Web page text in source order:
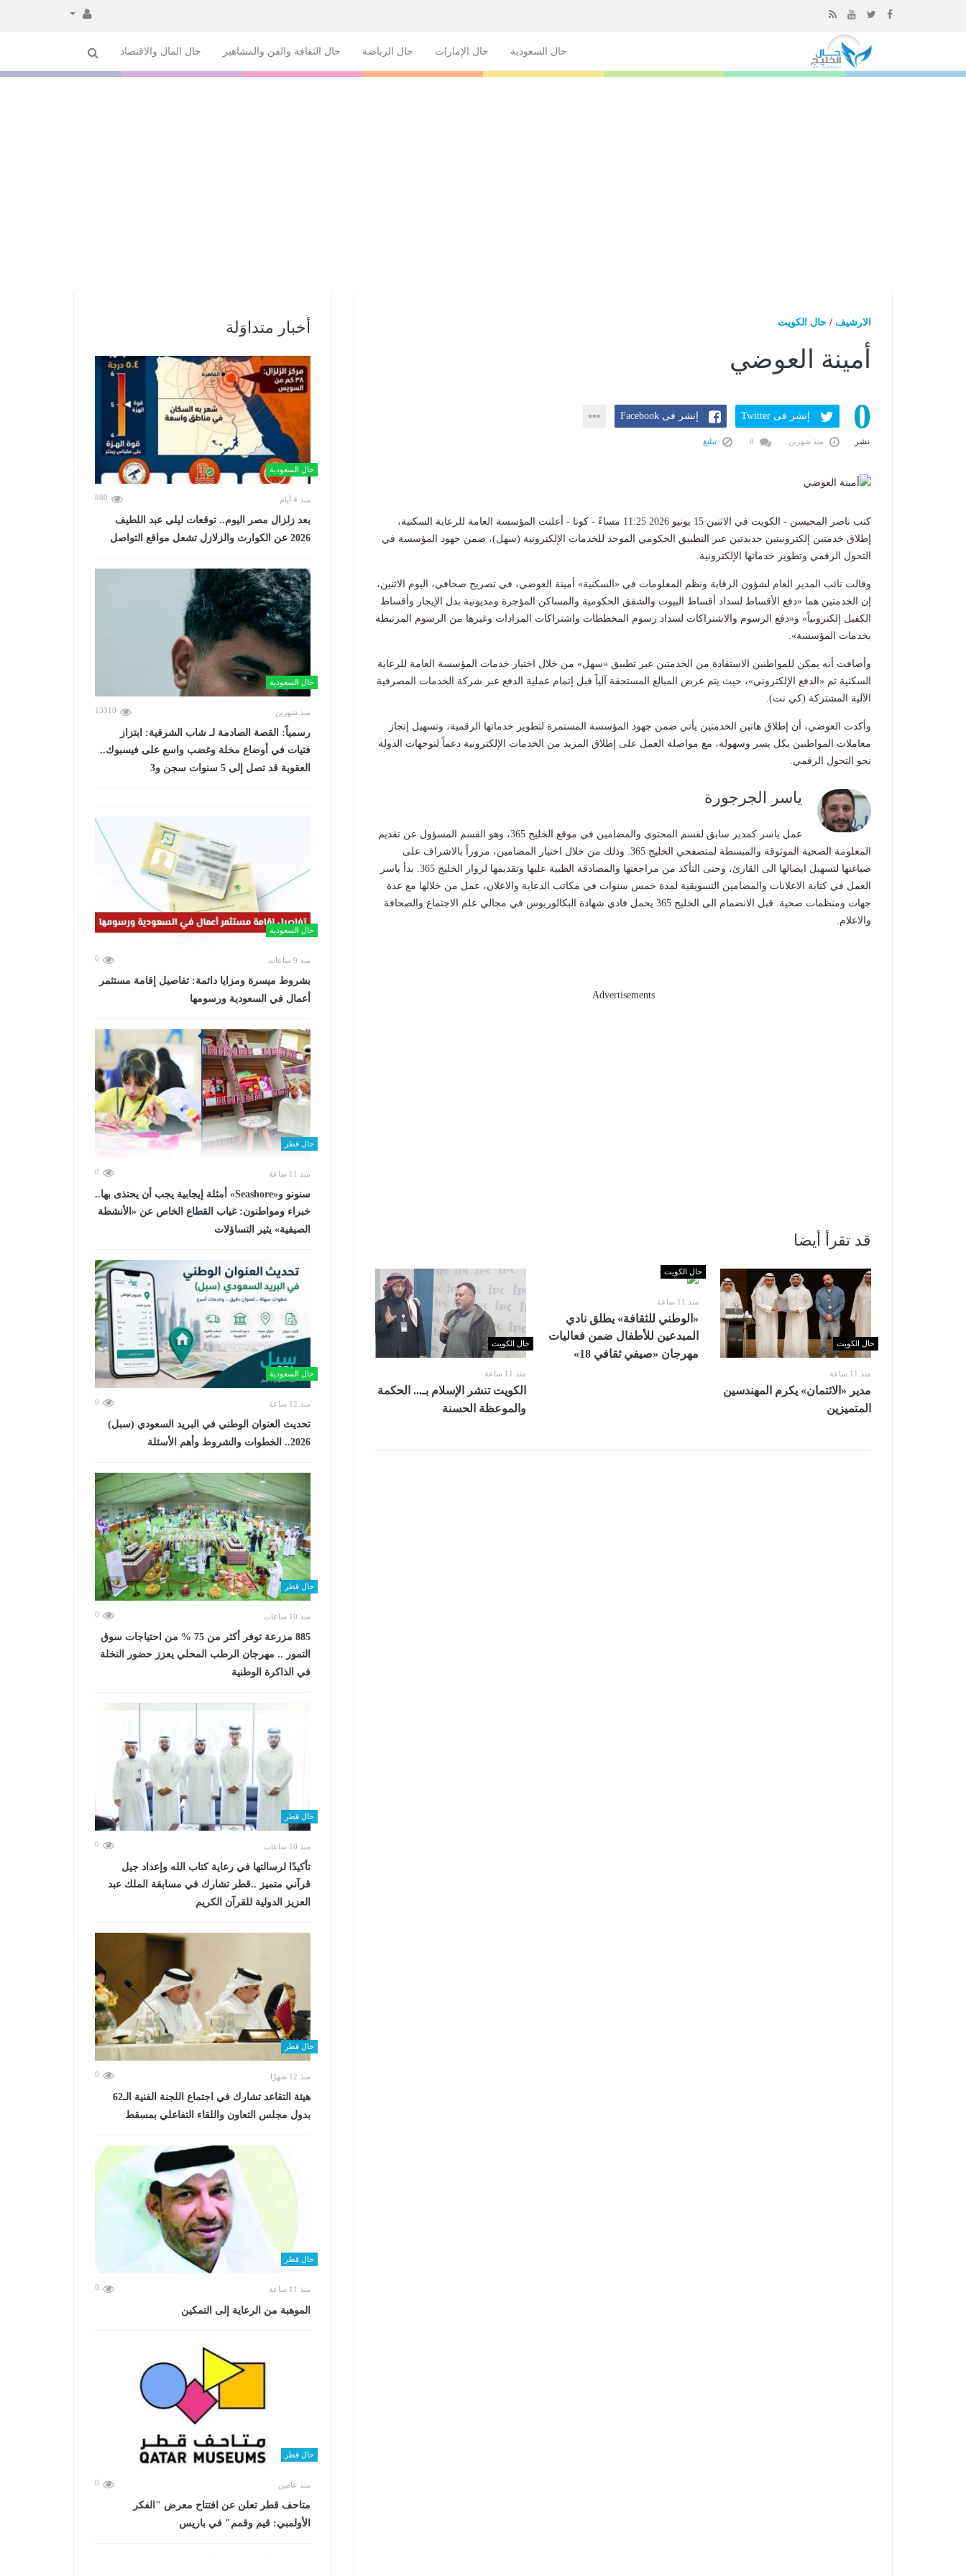
المحتوى
حال السعودية حال الإمارات حال الرياضة حال الثقافة والفن والمشاهير حال المال والاقتصاد
الارشيف / حال الكويت
أمينة العوضي
0
نشر
إنشر فى Twitter إنشر فى Facebook
منذ شهرين تبليغ
كتب ناصر المحيسن - الكويت في الاثنين 15 يونيو 2026 11:25 مساءً - كونا - أعلنت المؤسسة العامة للرعاية السكنية،
إطلاق خدمتين إلكترونيتين جديدتين عبر التطبيق الحكومي الموحد للخدمات الإلكترونية (سهل)، ضمن جهود المؤسسة في
التحول الرقمي وتطوير خدماتها الإلكترونية.
وقالت نائب المدير العام لشؤون الرقابة ونظم المعلومات في «السكنية» أمينة العوضي، في تصريح صحافي، اليوم الاثنين،
إن الخدمتين هما «دفع الأقساط لسداد أقساط البيوت والشقق الحكومية والمساكن المؤجرة ومديونية بدل الإيجار وأقساط
الكفيل إلكترونياً» و«دفع الرسوم والاشتراكات لسداد رسوم المخططات واشتراكات المزادات وغيرها من الرسوم المرتبطة
بخدمات المؤسسة».
وأضافت أنه يمكن للمواطنين الاستفادة من الخدمتين عبر تطبيق «سهل» من خلال اختيار خدمات المؤسسة العامة للرعاية
السكنية ثم «الدفع الإلكتروني»، حيث يتم عرض المبالغ المستحقة آلياً قبل إتمام عملية الدفع عبر شركة الخدمات المصرفية
الآلية المشتركة (كي نت).
وأكدت العوضي، أن إطلاق هاتين الخدمتين يأتي ضمن جهود المؤسسة المستمرة لتطوير خدماتها الرقمية، وتسهيل إنجاز
معاملات المواطنين بكل يسر وسهولة، مع مواصلة العمل على إطلاق المزيد من الخدمات الإلكترونية دعماً لتوجهات الدولة
نحو التحول الرقمي.
ياسر الجرجورة
عمل ياسر كمدير سابق لقسم المحتوى والمضامين في موقع الخليج 365، وهو القسم المسؤول عن تقديم
المعلومة الصحية الموثوقة والمبسطة لمتصفحي الخليج 365. وذلك من خلال اختيار المضامين، مروراً بالاشراف على
صياغتها لتسهيل ايصالها الى القارئ، وحتى التأكد من مراجعتها والمصادقة الطبية عليها وتقديمها لزوار الخليج 365. بدأ ياسر
العمل في كتابة الاعلانات والمضامين التسويقية لمدة خمس سنوات في مكاتب الدعاية والاعلان، عمل من خلالها مع عدة
جهات ومنظمات صحية. قبل الانضمام الى الخليج 365 يحمل فادي شهادة البكالوريوس في مجالي علم الاجتماع والصحافة
والاعلام.
Advertisements
قد تقرأ أيضا
حال الكويت
منذ 11 ساعة
مدير «الائتمان» يكرم المهندسين
المتميزين
حال الكويت
منذ 11 ساعة
«الوطني للثقافة» يطلق نادي
المبدعين للأطفال ضمن فعاليات
مهرجان «صيفي ثقافي 18»
حال الكويت
منذ 11 ساعة
الكويت تنشر الإسلام بـ... الحكمة
والموعظة الحسنة
أخبار متداوَلة
حال السعودية
منذ 4 أيام 880
بعد زلزال مصر اليوم.. توقعات ليلى عبد اللطيف
2026 عن الكوارث والزلازل تشعل مواقع التواصل
حال السعودية
منذ شهرين 13310
رسمياً: القصة الصادمة لـ شاب الشرقية: ابتزاز
فتيات في أوضاع مخلة وغضب واسع على فيسبوك..
العقوبة قد تصل إلى 5 سنوات سجن و3
حال السعودية
منذ 9 ساعات 0
بشروط ميسرة ومزايا دائمة: تفاصيل إقامة مستثمر
أعمال في السعودية ورسومها
حال قطر
منذ 11 ساعة 0
سنونو و«Seashore» أمثلة إيجابية يجب أن يحتذى بها..
خبراء ومواطنون: غياب القطاع الخاص عن «الأنشطة
الصيفية» يثير التساؤلات
حال السعودية
منذ 12 ساعة 0
تحديث العنوان الوطني في البريد السعودي (سبل)
2026.. الخطوات والشروط وأهم الأسئلة
حال قطر
منذ 10 ساعات 0
885 مزرعة توفر أكثر من 75 % من احتياجات سوق
التمور .. مهرجان الرطب المحلي يعزز حضور النخلة
في الذاكرة الوطنية
حال قطر
منذ 10 ساعات 0
تأكيدًا لرسالتها في رعاية كتاب الله وإعداد جيل
قرآني متميز ..قطر تشارك في مسابقة الملك عبد
العزيز الدولية للقرآن الكريم
حال قطر
منذ 12 شهرًا 0
هيئة التقاعد تشارك في اجتماع اللجنة الفنية الـ62
بدول مجلس التعاون واللقاء التفاعلي بمسقط
حال قطر
منذ 11 ساعة 0
الموهبة من الرعاية إلى التمكين
حال قطر
منذ عامين 0
متاحف قطر تعلن عن افتتاح معرض "الفكر
الأولمبي: قيم وقمم" في باريس